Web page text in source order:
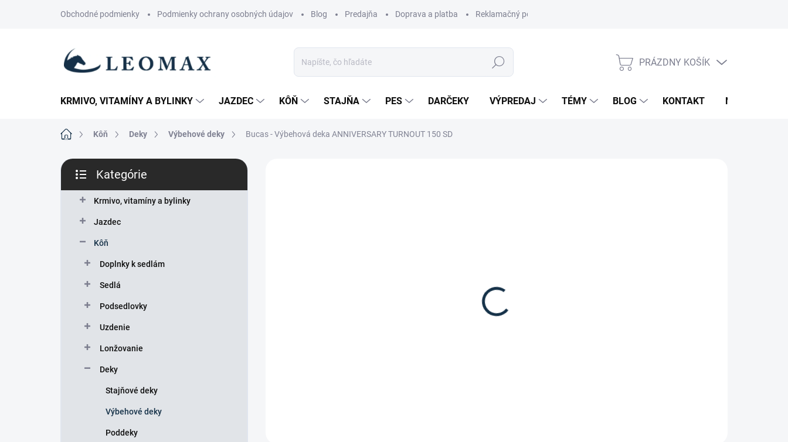
Obchodné podmienky Podmienky ochrany osobných údajov Blog Predajňa Doprava a platba Reklamačný poriadok
Hľadať
NÁKUPNÝ
PRÁZDNY KOŠÍK
KRMIVO, VITAMÍNY A BYLINKY JAZDEC KÔŇ STAJŇA PES DARČEKY VÝPREDAJ TÉMY BLOG KONTAKT NOVINKY
DomovKôň Deky Výbehové deky Bucas - Výbehová deka ANNIVERSARY TURNOUT 150 SD
B
č
kategórie
Kategórie
Krmivo, vitamíny a bylinky
Jazdec
Kôň
Doplnky k sedlám
Sedlá
Podsedlovky
Uzdenie
Lonžovanie
Deky
Stajňové deky
Výbehové deky
Poddeky